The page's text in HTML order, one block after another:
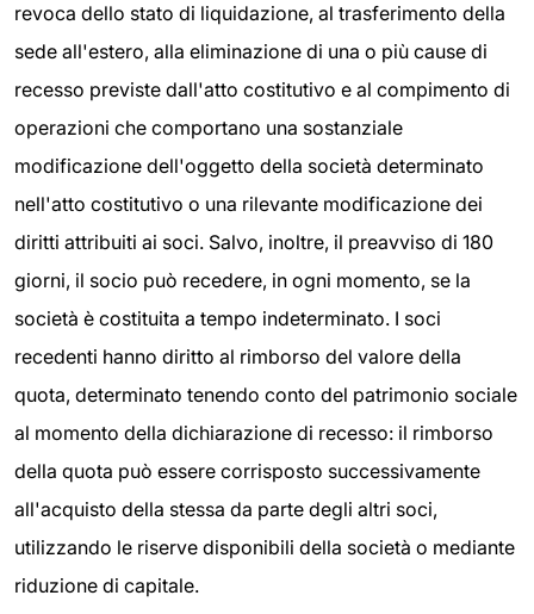
revoca dello stato di liquidazione, al trasferimento della
sede all'estero, alla eliminazione di una o più cause di
recesso previste dall'atto costitutivo e al compimento di
operazioni che comportano una sostanziale
modificazione dell'oggetto della società determinato
nell'atto costitutivo o una rilevante modificazione dei
diritti attribuiti ai soci. Salvo, inoltre, il preavviso di 180
giorni, il socio può recedere, in ogni momento, se la
società è costituita a tempo indeterminato. I soci
recedenti hanno diritto al rimborso del valore della
quota, determinato tenendo conto del patrimonio sociale
al momento della dichiarazione di recesso: il rimborso
della quota può essere corrisposto successivamente
all'acquisto della stessa da parte degli altri soci,
utilizzando le riserve disponibili della società o mediante
riduzione di capitale.